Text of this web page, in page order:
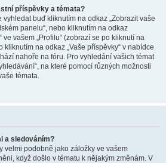
příspěvky a témata?
buď kliknutím na odkaz „Zobrazit vaše
panelu“, nebo kliknutím na odkaz
ve vašem „Profilu“ (zobrazí se po kliknutí na
na odkaz „Vaše příspěvky“ v nabídce
nahoře na fóru. Pro vyhledání vašich témat
na které pomocí různých možnosti
témata.
a sledováním?
velmi podobně jako záložky ve vašem
když došlo v tématu k nějakým změnám. V